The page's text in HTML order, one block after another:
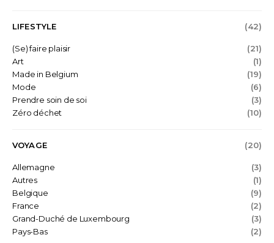
LIFESTYLE (42)
(Se) faire plaisir
(21)
Art
(1)
Made in Belgium
(19)
Mode
(6)
Prendre soin de soi
(3)
Zéro déchet
(10)
VOYAGE (20)
Allemagne
(3)
Autres
(1)
Belgique
(9)
France
(2)
Grand-Duché de Luxembourg
(3)
Pays-Bas
(2)